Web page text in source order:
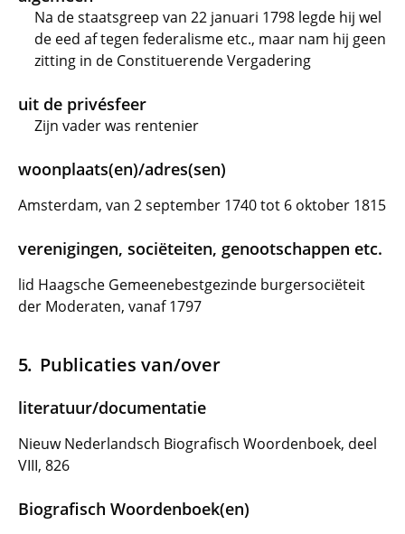
Na de staatsgreep van 22 januari 1798 legde hij wel
de eed af tegen federalisme etc., maar nam hij geen
zitting in de Constituerende Vergadering
uit de privésfeer
Zijn vader was rentenier
woonplaats(en)/adres(sen)
Amsterdam, van 2 september 1740 tot 6 oktober 1815
verenigingen, sociëteiten, genootschappen etc.
lid Haagsche Gemeenebestgezinde burgersociëteit
der Moderaten, vanaf 1797
Publicaties van/over
literatuur/documentatie
Nieuw Nederlandsch Biografisch Woordenboek, deel
VIII, 826
Biografisch Woordenboek(en)